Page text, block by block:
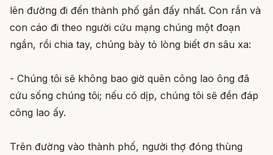
lên đường đi đến thành phố gần đấy nhất. Con rắn và
con cáo đi theo người cứu mạng chúng một đoạn
ngắn, rồi chia tay, chúng bày tỏ lòng biết ơn sâu xa:
- Chúng tôi sẽ không bao giờ quên công lao ông đã
cứu sống chúng tôi; nếu có dịp, chúng tôi sẽ đền đáp
công lao ấy.
Trên đường vào thành phố, người thợ đóng thùng